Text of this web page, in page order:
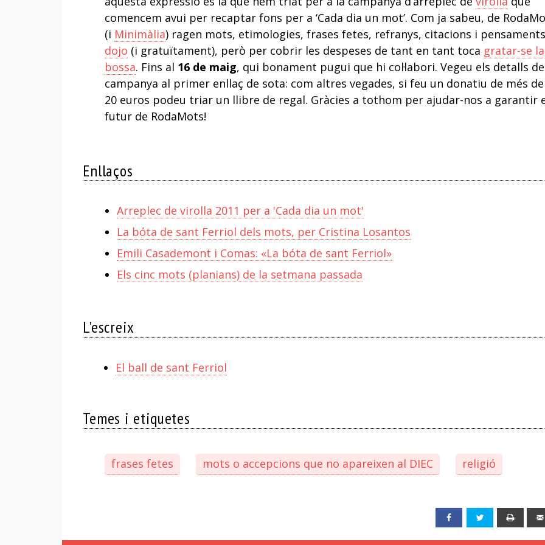
comencem avui per recaptar fons per a ‘Cada dia un mot’. Com ja sabeu, de
(i Minimàlia) ragen mots, etimologies, frases fetes, refranys, citacions i pensaments
dojo (i gratuïtament), però per cobrir les despeses de tant en tant toca gratar-se la
bossa. Fins al 16 de maig, qui bonament pugui que hi col·labori. Vegeu els detalls
campanya al primer enllaç de sota: com altres vegades, si feu un donatiu de més de
20 euros podeu triar un llibre de regal. Gràcies a tothom per ajudar-nos a garantir
futur de RodaMots!
Enllaços
Arreplec de virolla 2011 per a 'Cada dia un mot'
La bóta de sant Ferriol dels mots, per Cristina Losantos
Emili Casademont i Comas: «La bóta de sant Ferriol»
Els cinc mots (planians) de la setmana passada
L'escreix
El ball de sant Ferriol
Temes i etiquetes
frases fetes mots o accepcions que no apareixen al DIEC religió
Facebook Twitter